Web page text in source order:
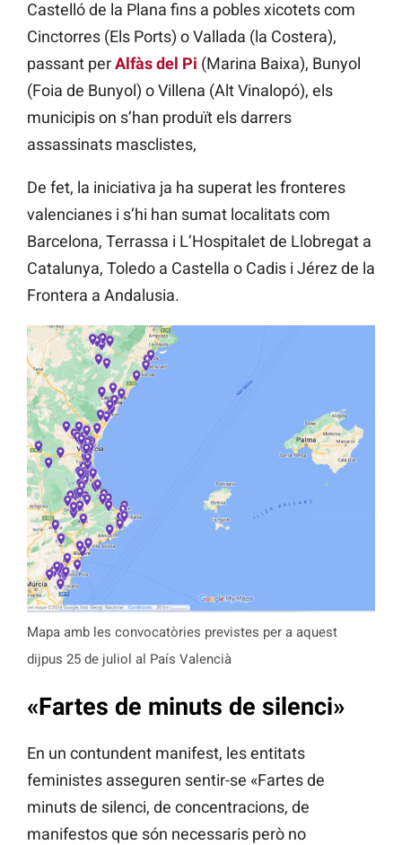
Castelló de la Plana fins a pobles xicotets com
Cinctorres (Els Ports) o Vallada (la Costera),
passant perAlfàs del Pi (Marina Baixa), Bunyol
(Foia de Bunyol) o Villena (Alt Vinalopó), els
municipis on s’han produït els darrers
assassinats masclistes,
De fet, la iniciativa ja ha superat les fronteres
valencianes i s’hi han sumat localitats com
Barcelona, Terrassa i L’Hospitalet de Llobregat a
Catalunya, Toledo a Castella o Cadis i Jérez de la
Frontera a Andalusia.
Mapa amb les convocatòries previstes per a aquest
dijpus 25 de juliol al País Valencià
«Fartes de minuts de silenci»
En un contundent manifest, les entitats
feministes asseguren sentir-se «Fartes de
minuts de silenci, de concentracions, de
manifestos que són necessaris però no